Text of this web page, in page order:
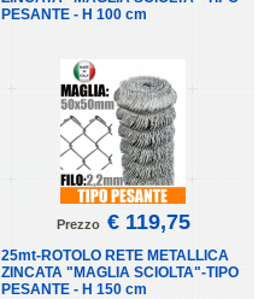
PESANTE - H 100 cm
Prezzo € 119,75
25mt-ROTOLO RETE METALLICA
ZINCATA "MAGLIA SCIOLTA"-TIPO
PESANTE - H 150 cm